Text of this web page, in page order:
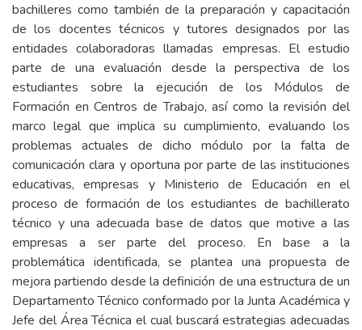
bachilleres como también de la preparación y capacitación
de los docentes técnicos y tutores designados por las
entidades colaboradoras llamadas empresas. El estudio
parte de una evaluación desde la perspectiva de los
estudiantes sobre la ejecución de los Módulos de
Formación en Centros de Trabajo, así como la revisión del
marco legal que implica su cumplimiento, evaluando los
problemas actuales de dicho módulo por la falta de
comunicación clara y oportuna por parte de las instituciones
educativas, empresas y Ministerio de Educación en el
proceso de formación de los estudiantes de bachillerato
técnico y una adecuada base de datos que motive a las
empresas a ser parte del proceso. En base a la
problemática identificada, se plantea una propuesta de
mejora partiendo desde la definición de una estructura de un
Departamento Técnico conformado por la Junta Académica y
Jefe del Área Técnica el cual buscará estrategias adecuadas